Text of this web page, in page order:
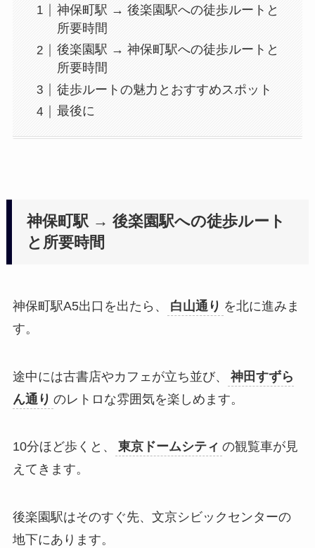
神保町駅 → 後楽園駅への徒歩ルートと
所要時間
後楽園駅 → 神保町駅への徒歩ルートと
所要時間
徒歩ルートの魅力とおすすめスポット
最後に
神保町駅 → 後楽園駅への徒歩ルート
と所要時間
神保町駅A5出口を出たら、 白山通り を北に進みま
す。
途中には古書店やカフェが立ち並び、
神田すずら
ん通り のレトロな雰囲気を楽しめます。
10分ほど歩くと、 東京ドームシティ の観覧車が見
えてきます。
後楽園駅はそのすぐ先、文京シビックセンターの
地下にあります。